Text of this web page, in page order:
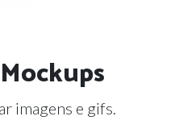
imagens e gifs.